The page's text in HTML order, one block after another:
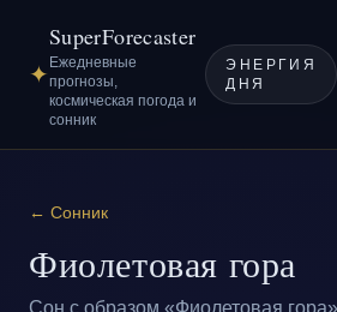
✦
SuperForecaster
Ежедневные
прогнозы,
космическая погода и
сонник
ЭНЕРГИЯ
ДНЯ
← Сонник
Фиолетовая гора
Сон с образом «Фиолетовая